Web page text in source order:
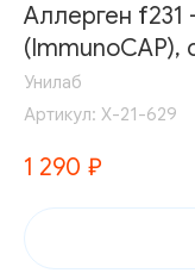
Аллерген f231
(ImmunoCAP),
Унилаб
Артикул: Х-21-629
1 290 ₽